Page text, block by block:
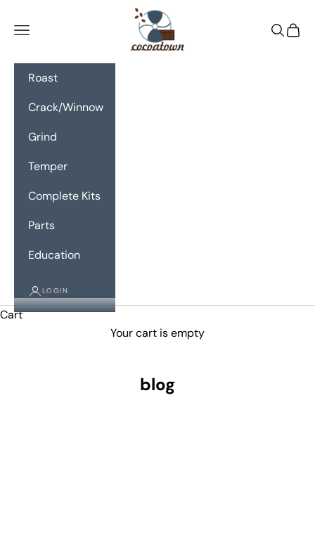
CocoaTown
Navigation menu
Search
Cart
Roast
Crack/Winnow
Grind
Temper
Complete Kits
Parts
Education
LOGIN
Cart
Your cart is empty
blog